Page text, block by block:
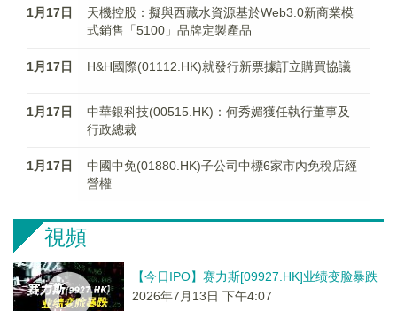
1月17日
天機控股：擬與西藏水資源基於Web3.0新商業模
式銷售「5100」品牌定製產品
1月17日 H&H國際(01112.HK)就發行新票據訂立購買協議
1月17日
中華銀科技(00515.HK)：何秀媚獲任執行董事及
行政總裁
1月17日
中國中免(01880.HK)子公司中標6家市內免稅店經
營權
視頻
【今日IPO】赛力斯[09927.HK]业绩变脸暴跌
2026年7月13日 下午4:07